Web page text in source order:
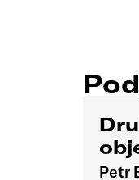
Petr